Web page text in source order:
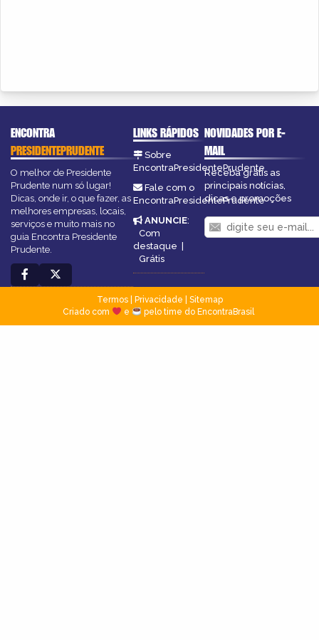
ENCONTRA
PRESIDENTEPRUDENTE
O melhor de Presidente
Prudente num só lugar!
Dicas, onde ir, o que fazer, as
melhores empresas, locais,
serviços e muito mais no
guia Encontra Presidente
Prudente.
LINKS RÁPIDOS
Sobre
EncontraPresidentePrudente
Fale com o
EncontraPresidentePrudente
ANUNCIE:
Com
destaque |
Grátis
NOVIDADES POR E-
MAIL
Receba grátis as
principais notícias,
dicas e promoções
Termos| Privacidade
Sitemap
Criado com
e pelo time do EncontraBrasil